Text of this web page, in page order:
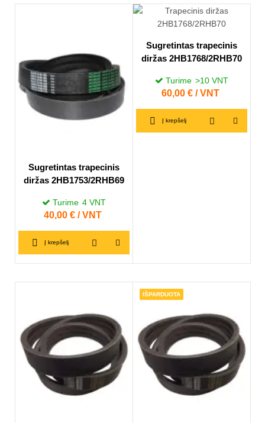
Sugretintas trapecinis
diržas 2HB1753/2RHB69
Turime 4 VNT
Kaina
40,00 € / VNT
Į krepšelį
Sugretintas trapecinis
diržas 2HB1768/2RHB70
Turime >10 VNT
Kaina
60,00 € / VNT
Į krepšelį
IŠPARDUOTA